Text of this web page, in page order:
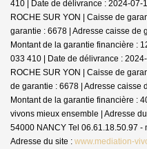
410 | Date de délivrance : 2024-
ROCHE SUR YON | Caisse de
garantie : 6678 | Adresse caisse de
Montant de la garantie financière :
033 410 | Date de délivrance :
ROCHE SUR YON | Caisse de
de garantie : 6678 | Adresse caisse
Montant de la garantie financière :
vivons mieux ensemble | Adresse
54000 NANCY Tel 06.61.18.50.97
Adresse du site : www.mediation-